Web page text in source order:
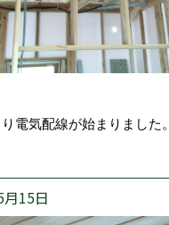
電気配線が始まりました。
15日